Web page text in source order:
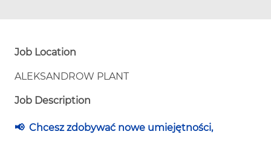
Job Location
ALEKSANDROW PLANT
Job Description
📢 Chcesz zdobywać nowe umiejętności,